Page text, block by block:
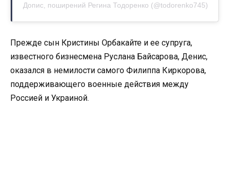
Допис, поширений Регина Тодоренко (@todorenko745)
Прежде сын Кристины Орбакайте и ее супруга,
известного бизнесмена Руслана Байсарова, Денис,
оказался в немилости самого Филиппа Киркорова,
поддерживающего военные действия между
Россией и Украиной.